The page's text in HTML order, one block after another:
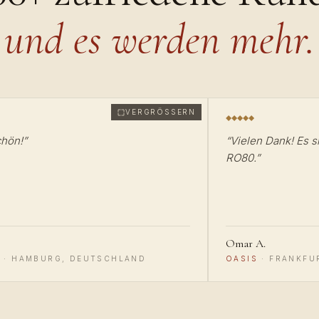
und es werden mehr.
VERGRÖSSERN
”
· HAMBURG, DEUTSCHLAND
“Vielen Dank! Es
RO80.”
Omar A.
OASIS ·